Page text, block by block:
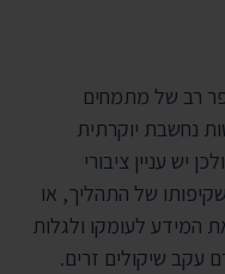
רב של מתמחים
נחשבת יוקרתית
יש עניין ציבורי
של התהליך, או
המידע לעומקו ולגלות
שיקולים זרים.